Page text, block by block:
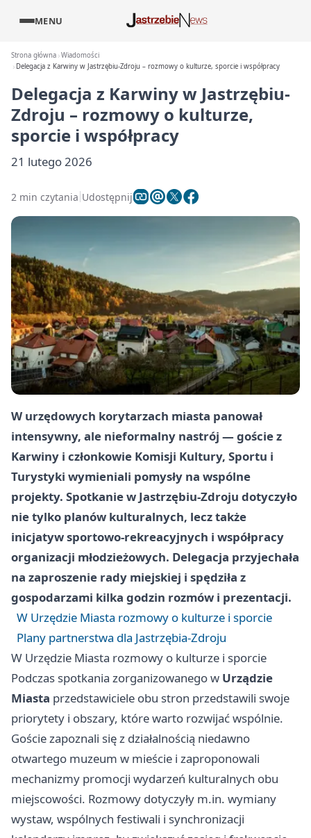
MENU
Strona główna Wiadomości
Delegacja z Karwiny w Jastrzębiu-Zdroju – rozmowy o kulturze, sporcie i współpracy
Delegacja z Karwiny w Jastrzębiu-
Zdroju – rozmowy o kulturze,
sporcie i współpracy
21 lutego 2026
2 min czytania Udostępnij
W urzędowych korytarzach miasta panował
intensywny, ale nieformalny nastrój — goście z
Karwiny i członkowie Komisji Kultury, Sportu i
Turystyki wymieniali pomysły na wspólne
projekty. Spotkanie w Jastrzębiu-Zdroju dotyczyło
nie tylko planów kulturalnych, lecz także
inicjatyw sportowo-rekreacyjnych i współpracy
organizacji młodzieżowych. Delegacja przyjechała
na zaproszenie rady miejskiej i spędziła z
gospodarzami kilka godzin rozmów i prezentacji.
W Urzędzie Miasta rozmowy o kulturze i sporcie
Plany partnerstwa dla Jastrzębia-Zdroju
W Urzędzie Miasta rozmowy o kulturze i sporcie
Podczas spotkania zorganizowanego w Urządzie
Miasta przedstawiciele obu stron przedstawili swoje
priorytety i obszary, które warto rozwijać wspólnie.
Goście zapoznali się z działalnością niedawno
otwartego muzeum w mieście i zaproponowali
mechanizmy promocji wydarzeń kulturalnych obu
miejscowości. Rozmowy dotyczyły m.in. wymiany
wystaw, wspólnych festiwali i synchronizacji